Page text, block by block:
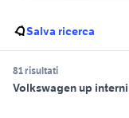
Salva ricerca
81 risultati
Volkswagen up